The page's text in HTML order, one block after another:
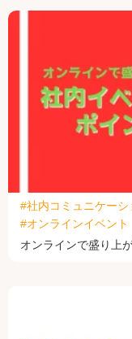
オンラインで盛り上
#社内コミュニケーシ
#オンラインイベント